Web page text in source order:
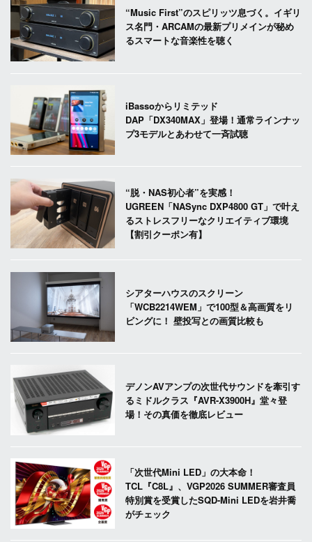
“Music First”のスピリッツ息づく。イギリ
ス名門・ARCAMの最新プリメインが秘め
るスマートな音楽性を聴く
iBassoからリミテッド
DAP「DX340MAX」登場！通常ラインナッ
プ3モデルとあわせて一斉試聴
“脱・NAS初心者”を実感！
UGREEN「NASync DXP4800 GT」で叶え
るストレスフリーなクリエイティブ環境
【割引クーポン有】
シアターハウスのスクリーン
「WCB2214WEM」で100型＆高画質をリ
ビングに！ 壁投写との画質比較も
デノンAVアンプの次世代サウンドを牽引す
るミドルクラス『AVR-X3900H』堂々登
場！その真価を徹底レビュー
「次世代Mini LED」の大本命！
TCL『C8L』、VGP2026 SUMMER審査員
特別賞を受賞したSQD-Mini LEDを岩井喬
がチェック